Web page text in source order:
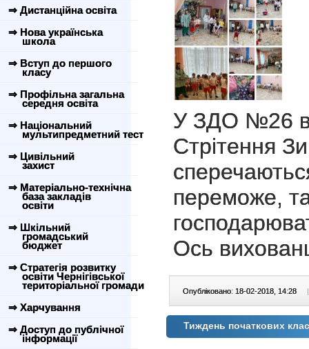
⇒ Дистанційна освіта
⇒ Нова українська
школа
⇒ Вступ до першого
класу
⇒ Профільна загальна
середня освіта
⇒ Національний
мультипредметний тест
⇒ Цивільний
захист
⇒ Матеріально-технічна
база закладів
освіти
⇒ Шкільний
громадський
бюджет
⇒ Стратегія розвитку
освіти Чернігівської
територіальної громади
⇒ Харчування
⇒ Доступ до публічної
інформації
У ЗДО №26
Стрітення
переможе,
Ось
Опубліковано: 18-02-2018, 14:28 |
Тиждень початкових